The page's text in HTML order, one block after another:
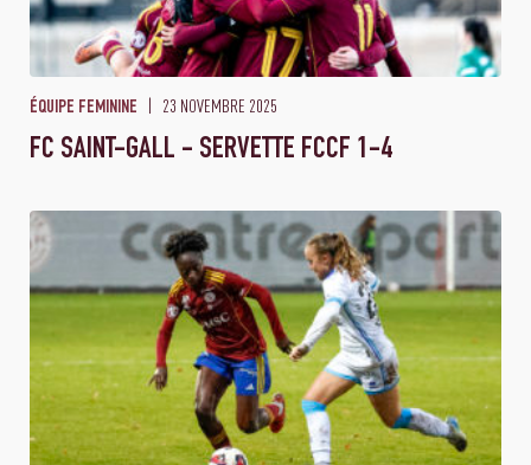
ÉQUIPE FEMININE 23 NOVEMBRE 2025
FC SAINT-GALL - SERVETTE FCCF 1-4